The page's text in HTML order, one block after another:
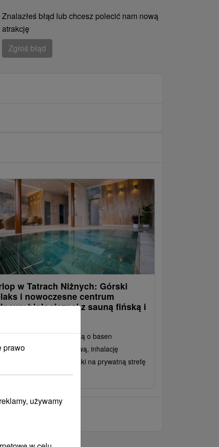
Znalazłeś błąd lub chcesz polecić nam nową
atrakcję
Zgłoś błąd
w Tatrach Niżnych: Górski
i nowoczesne centrum
biologicznej z sauną fińską i
sauny uzupełnione są o basen
kąpiel bąbelkową, inhalację
i do 20 % zniżki na prywatną strefę
prawo
używamy